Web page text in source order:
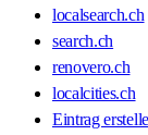
localsearch.ch
search.ch
renovero.ch
localcities.ch
Eintrag